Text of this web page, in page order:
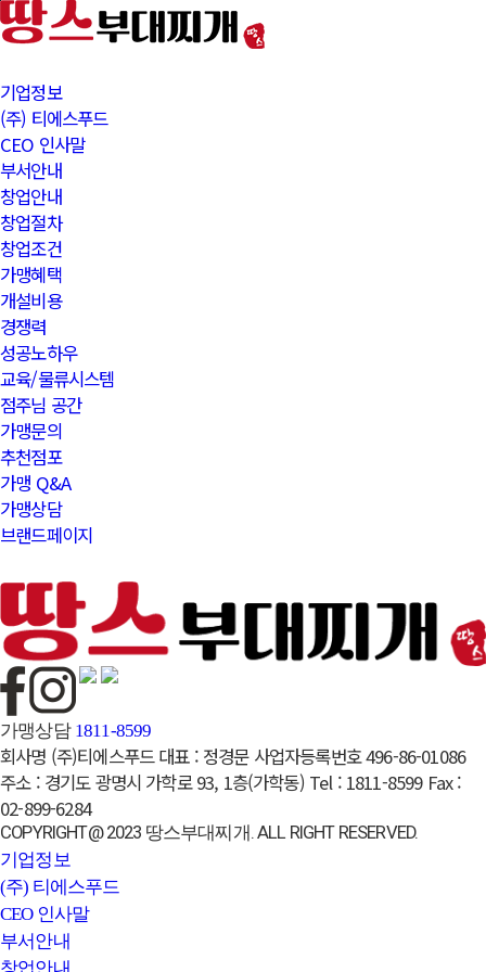
본문바로가기
기업정보
(주) 티에스푸드
CEO 인사말
부서안내
창업안내
창업절차
창업조건
가맹혜택
개설비용
경쟁력
성공노하우
교육/물류시스템
점주님 공간
가맹문의
추천점포
가맹 Q&A
가맹상담
브랜드페이지
가맹상담 1811-8599
회사명 (주)티에스푸드 대표 : 정경문 사업자등록번호496-86-01086
주소 : 경기도 광명시 가학로 93, 1층(가학동) Tel : 1811-8599 Fax :
02-899-6284
COPYRIGHT@ 2023 땅스부대찌개. ALL RIGHT RESERVED.
기업정보
(주) 티에스푸드
CEO 인사말
부서안내